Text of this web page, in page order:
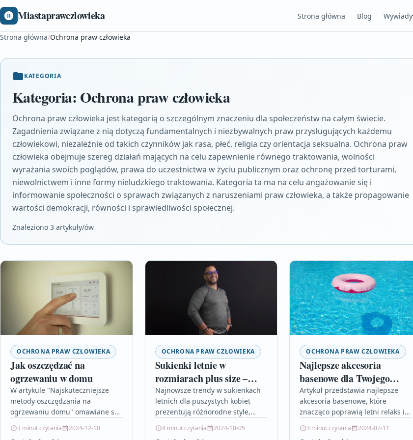
Miastaprawczlowieka Strona główna Blog Wywiady
Strona główna/Ochrona praw człowieka
KATEGORIA
Kategoria: Ochrona praw człowieka
Ochrona praw człowieka jest kategorią o szczególnym znaczeniu dla społeczeństw na całym świecie.
Zagadnienia związane z nią dotyczą fundamentalnych i niezbywalnych praw przysługujących każdemu
człowiekowi, niezależnie od takich czynników jak rasa, płeć, religia czy orientacja seksualna. Ochrona praw
człowieka obejmuje szereg działań mających na celu zapewnienie równego traktowania, wolności
wyrażania swoich poglądów, prawa do uczestnictwa w życiu publicznym oraz ochronę przed torturami,
niewolnictwem i inne formy nieludzkiego traktowania. Kategoria ta ma na celu angażowanie się i
informowanie społeczności o sprawach związanych z naruszeniami praw człowieka, a także propagowanie
wartości demokracji, równości i sprawiedliwości społecznej.
Znaleziono 3 artykuły/ów
OCHRONA PRAW CZŁOWIEKA
Jak oszczędzać na
ogrzewaniu w domu
W artykule "Najskuteczniejsze
metody oszczędzania na
ogrzewaniu domu" omawiane są
kosztów związanych z
3 minut czytania 2024-12-10
OCHRONA PRAW CZŁOWIEKA
Sukienki letnie w
rozmiarach plus size –
modne i komfortowe
wybory
Najnowsze trendy w sukienkach
letnich dla puszystych kobiet
prezentują różnorodne style,
naturalne piękno i zapewniając
4 minut czytania 2024-10-05
OCHRONA PRAW CZŁOWIEKA
Najlepsze akcesoria
basenowe dla Twojego
letniego relaksu
Artykuł przedstawia najlepsze
akcesoria basenowe, które
znacząco poprawią letni relaks i
basenie będzie jeszcze bardziej
3 minut czytania 2024-07-11